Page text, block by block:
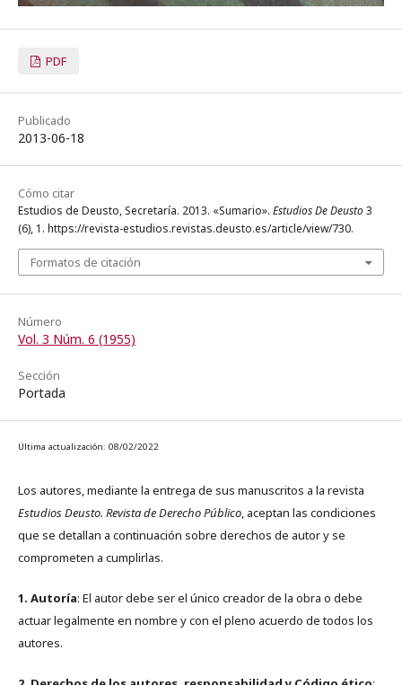
PDF
Publicado
2013-06-18
Cómo citar
Estudios de Deusto, Secretaría. 2013. «Sumario». Estudios De Deusto3
(6), 1. https://revista-estudios.revistas.deusto.es/article/view/730.
Formatos de citación
Número
Vol. 3 Núm. 6 (1955)
Sección
Portada
Última actualización: 08/02/2022
Los autores, mediante la entrega de sus manuscritos a la revista
Estudios Deusto. Revista de Derecho Público, aceptan las condiciones
que se detallan a continuación sobre derechos de autor y se
comprometen a cumplirlas.
1. Autoría: El autor debe ser el único creador de la obra o debe
actuar legalmente en nombre y con el pleno acuerdo de todos los
autores.